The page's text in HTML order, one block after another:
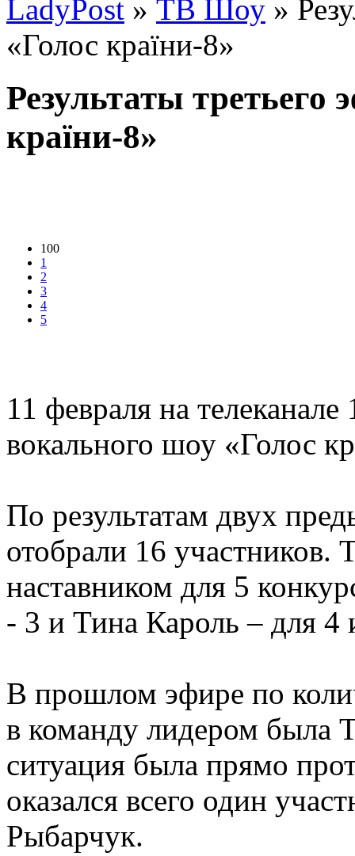
LadyPost » ТВ Шоу »
«Голос країни-8»
Результаты третьего
країни-8»
100
1
2
3
4
5
11 февраля на
вокального шоу «Голос
По результатам двух
отобрали 16 участников.
наставником для 5
- 3 и Тина Кароль – для 4
В прошлом эфире по
в команду лидером была
ситуация была прямо
оказался всего один
Рыбарчук.